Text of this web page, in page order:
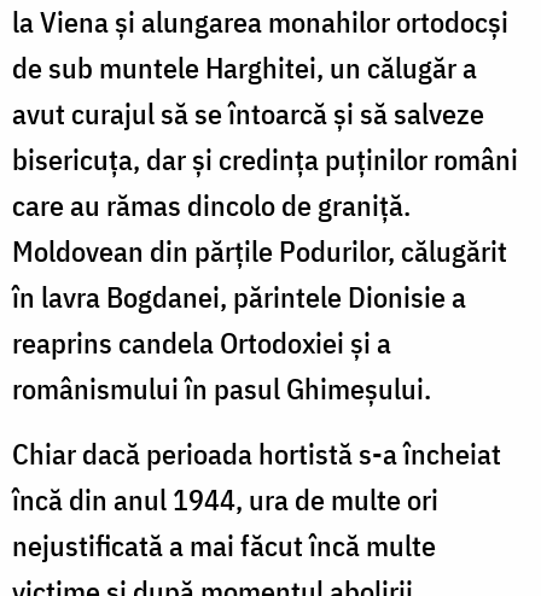
la Viena şi alungarea monahilor ortodocşi
de sub muntele Harghitei, un călugăr a
avut curajul să se întoarcă şi să salveze
bisericuţa, dar şi credinţa puţinilor români
care au rămas dincolo de graniţă.
Moldovean din părţile Podurilor, călugărit
în lavra Bogdanei, părintele Dionisie a
reaprins candela Ortodoxiei şi a
românismului în pasul Ghimeşului.
Chiar dacă perioada hortistă s-a încheiat
încă din anul 1944, ura de multe ori
nejustificată a mai făcut încă multe